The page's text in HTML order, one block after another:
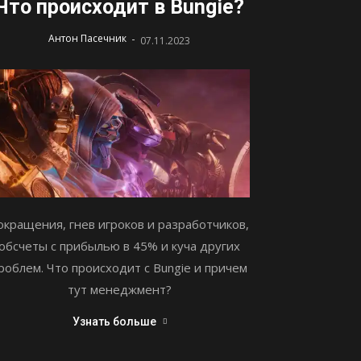
происходит в Bungie?
Антон Пасечник - 07.11.2023
гнев игроков и разработчиков,
с прибылью в 45% и куча других
Что происходит с Bungie и причем
тут менеджмент?
Узнать больше